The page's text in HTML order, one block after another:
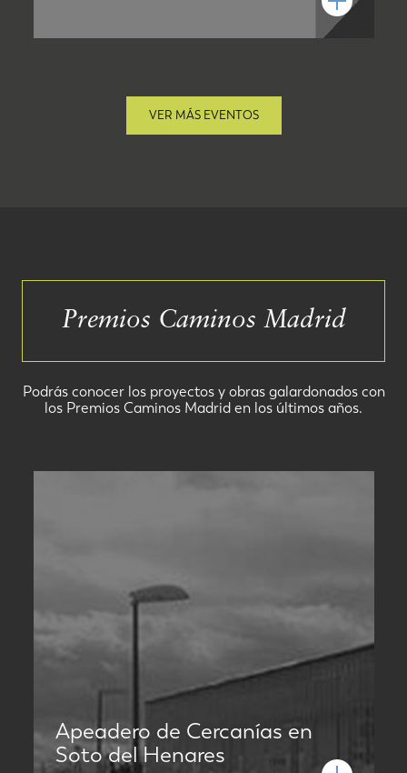
VER MÁS EVENTOS
Premios Caminos Madrid
Podrás conocer los proyectos y obras galardonados con
los Premios Caminos Madrid en los últimos años.
Apeadero de Cercanías en
Soto del Henares